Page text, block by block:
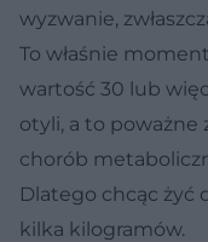
wyzwanie,
To właśnie
wartość 30 lub
otyli, a to poważne
chorób
Dlatego chcąc żyć
kilka kilogramów.